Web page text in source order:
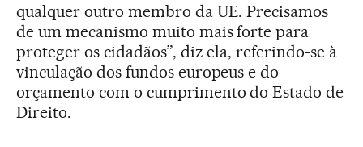
qualquer outro membro da UE. Precisamos
de um mecanismo muito mais forte para
proteger os cidadãos”, diz ela, referindo-se à
vinculação dos fundos europeus e do
orçamento com o cumprimento do Estado de
Direito.